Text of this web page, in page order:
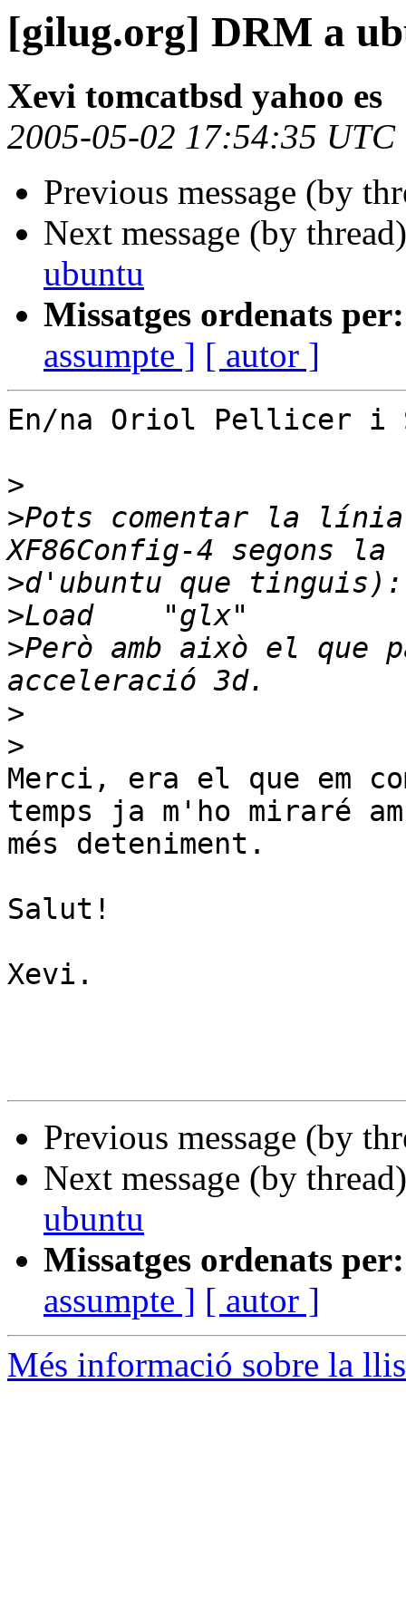
[gilug.org] DRM a
Xevi tomcatbsd yahoo es
2005-05-02 17:54:35 UTC
Previous message (by
Next message (by
ubuntu
Missatges ordenats per:
assumpte ] [ autor ]
En/na Oriol Pellicer i
>
>Pots comentar la
>
>
>Però amb això el que
>
>
Merci, era el que em
temps ja m'ho miraré
més deteniment.
Salut!
Xevi.
Previous message (by
Next message (by
ubuntu
Missatges ordenats per:
assumpte ] [ autor ]
Més informació sobre la